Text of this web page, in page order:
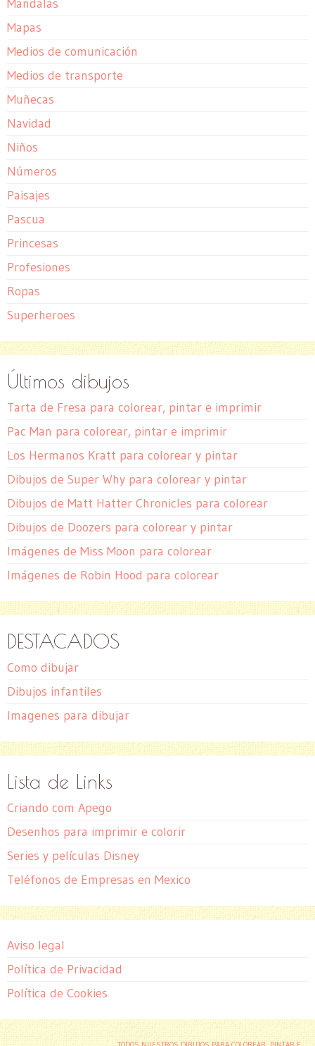
Mandalas
Mapas
Medios de comunicación
Medios de transporte
Muñecas
Navidad
Niños
Números
Paisajes
Pascua
Princesas
Profesiones
Ropas
Superheroes
Últimos dibujos
Tarta de Fresa para colorear, pintar e imprimir
Pac Man para colorear, pintar e imprimir
Los Hermanos Kratt para colorear y pintar
Dibujos de Super Why para colorear y pintar
Dibujos de Matt Hatter Chronicles para colorear
Dibujos de Doozers para colorear y pintar
Imágenes de Miss Moon para colorear
Imágenes de Robin Hood para colorear
DESTACADOS
Como dibujar
Dibujos infantiles
Imagenes para dibujar
Lista de Links
Criando com Apego
Desenhos para imprimir e colorir
Series y películas Disney
Teléfonos de Empresas en Mexico
Aviso legal
Política de Privacidad
Política de Cookies